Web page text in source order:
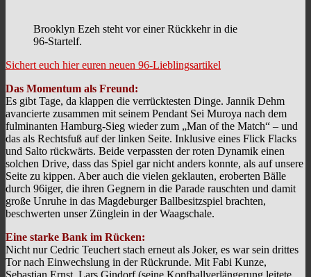
Brooklyn Ezeh steht vor einer Rückkehr in die
96-Startelf.
Sichert euch hier euren neuen 96-Lieblingsartikel
Das Momentum als Freund:
Es gibt Tage, da klappen die verrücktesten Dinge. Jannik Dehm
avancierte zusammen mit seinem Pendant Sei Muroya nach dem
fulminanten Hamburg-Sieg wieder zum „Man of the Match“ – und
das als Rechtsfuß auf der linken Seite. Inklusive eines Flick Flacks
und Salto rückwärts. Beide verpassten der roten Dynamik einen
solchen Drive, dass das Spiel gar nicht anders konnte, als auf unsere
Seite zu kippen. Aber auch die vielen geklauten, eroberten Bälle
durch 96iger, die ihren Gegnern in die Parade rauschten und damit
große Unruhe in das Magdeburger Ballbesitzspiel brachten,
beschwerten unser Zünglein in der Waagschale.
Eine starke Bank im Rücken:
Nicht nur Cedric Teuchert stach erneut als Joker, es war sein drittes
Tor nach Einwechslung in der Rückrunde. Mit Fabi Kunze,